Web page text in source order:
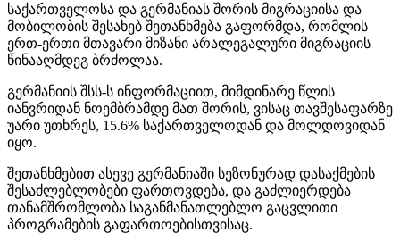
საქართველოსა და გერმანიას შორის მიგრაციისა და
მობილობის შესახებ შეთანხმება გაფორმდა, რომლის
ერთ-ერთი მთავარი მიზანი არალეგალური მიგრაციის
წინააღმდეგ ბრძოლაა.
გერმანიის შსს-ს ინფორმაციით, მიმდინარე წლის
იანვრიდან ნოემბრამდე მათ შორის, ვისაც თავშესაფარზე
უარი უთხრეს, 15.6% საქართველოდან და მოლდოვიდან
იყო.
შეთანხმებით ასევე გერმანიაში სეზონურად დასაქმების
შესაძლებლობები ფართოვდება, და გაძლიერდება
თანამშრომლობა საგანმანათლებლო გაცვლითი
პროგრამების გაფართოებისთვისაც.